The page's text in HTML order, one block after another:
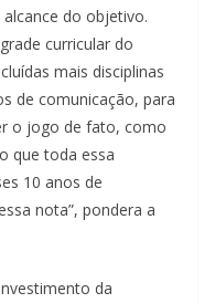
do objetivo.
curricular do
mais disciplinas
de comunicação, para
o jogo de fato, como
que toda essa
10 anos de
nota”, pondera a
da